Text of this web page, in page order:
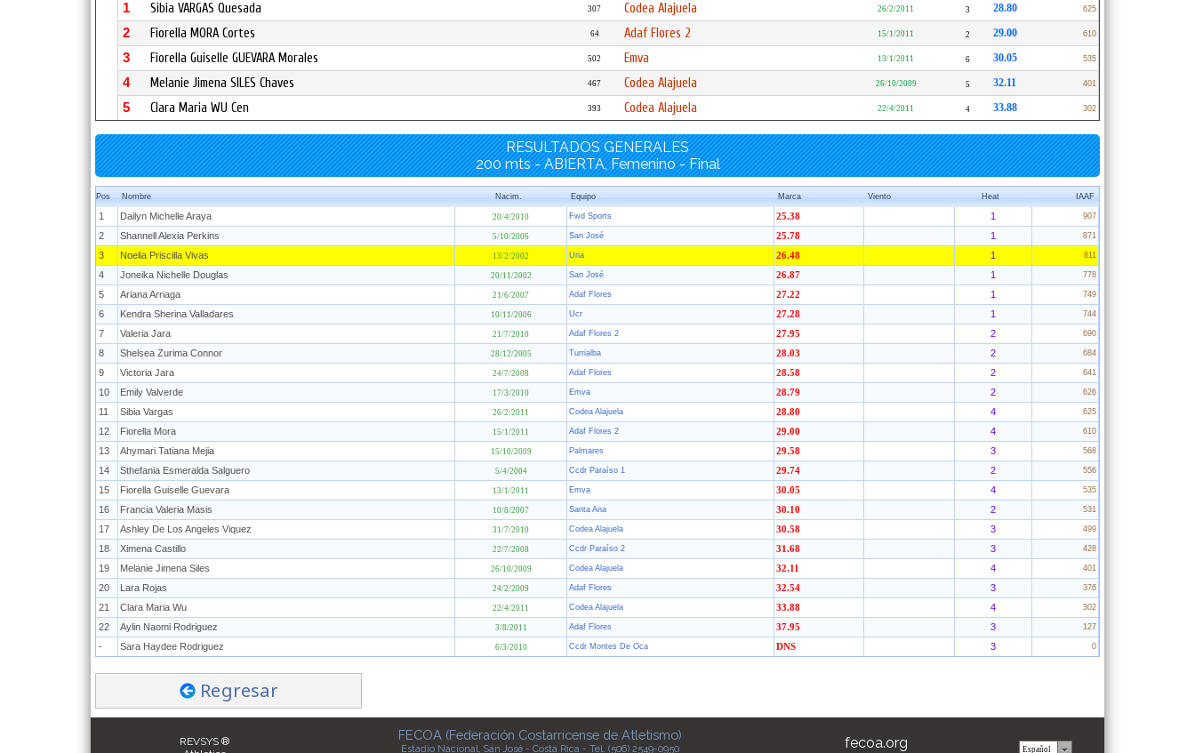
1 Sibia VARGAS Quesada 307 Codea Alajuela 26/2/2011 3 28.80 625
2 Fiorella MORA Cortes 64 Adaf Flores 2 15/1/2011 2 29.00 610
3 Fiorella Guiselle GUEVARA Morales 502 Emva 13/1/2011 6 30.05 535
4 Melanie Jimena SILES Chaves 467 Codea Alajuela 26/10/2009 5 32.11 401
5 Clara Maria WU Cen 393 Codea Alajuela 22/4/2011 4 33.88 302
RESULTADOS GENERALES
200 mts - ABIERTA, Femenino - Final
Pos Nombre Nacim. Equipo Marca Viento Heat IAAF
1 Dailyn Michelle Araya 20/4/2010 Fwd Sports 25.38 1 907
2 Shannell Alexia Perkins 5/10/2006 San José 25.78 1 871
3 Noelia Priscilla Vivas 13/2/2002 Una 26.48 1 811
4 Joneika Nichelle Douglas 20/11/2002 San José 26.87 1 778
5 Ariana Arriaga 21/6/2007 Adaf Flores 27.22 1 749
6 Kendra Sherina Valladares 10/11/2006 Ucr 27.28 1 744
7 Valeria Jara 21/7/2010 Adaf Flores 2 27.95 2 690
8 Shelsea Zurima Connor 28/12/2005 Turrialba 28.03 2 684
9 Victoria Jara 24/7/2008 Adaf Flores 28.58 2 641
10 Emily Valverde 17/3/2010 Emva 28.79 2 626
11 Sibia Vargas 26/2/2011 Codea Alajuela 28.80 4 625
12 Fiorella Mora 15/1/2011 Adaf Flores 2 29.00 4 610
13 Ahymari Tatiana Mejia 15/10/2009 Palmares 29.58 3 568
14 Sthefania Esmeralda Salguero 5/4/2004 Ccdr Paraíso 1 29.74 2 556
15 Fiorella Guiselle Guevara 13/1/2011 Emva 30.05 4 535
16 Francia Valeria Masis 10/8/2007 Santa Ana 30.10 2 531
17 Ashley De Los Angeles Viquez 31/7/2010 Codea Alajuela 30.58 3 499
18 Ximena Castillo 22/7/2008 Ccdr Paraíso 2 31.68 3 428
19 Melanie Jimena Siles 26/10/2009 Codea Alajuela 32.11 4 401
20 Lara Rojas 24/2/2009 Adaf Flores 32.54 3 376
21 Clara Maria Wu 22/4/2011 Codea Alajuela 33.88 4 302
22 Aylin Naomi Rodriguez 3/8/2011 Adaf Flores 37.95 3 127
- Sara Haydee Rodriguez 6/3/2010 Ccdr Montes De Oca DNS 3 0
Regresar
REVSYS ®
FECOA (Federación Costarricense de Atletismo)
Estadio Nacional, San José - Costa Rica - Tel. (506) 2549-0950 fecoa.org